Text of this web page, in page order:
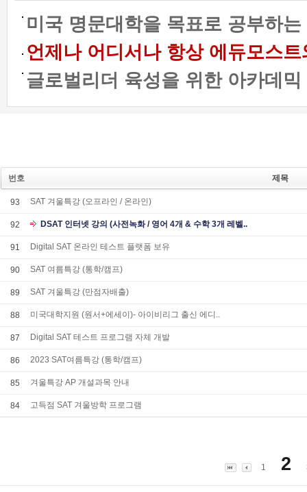
미국 명문대학을 목표로 공부하
언제나 어디서나 항상 에듀모스
글로벌리더 육성을 위한 아카데
번호 제목
93 SAT 겨울특강 (오프라인 / 온라인)
92 DSAT 인터넷 강의 (사전녹화 / 영어 4개 & 수학 3개 레벨..
91 Digital SAT 온라인 테스트 플랫폼 보유
90 SAT 여름특강 (통학/캠프)
89 SAT 겨울특강 (만점자배출)
88 미국대학지원 (원서+에세이)- 아이비리그 출신 에디..
87 Digital SAT 테스트 프로그램 자체 개발
86 2023 SAT여름특강 (통학/캠프)
85 겨울특강 AP 개설과목 안내
84 고득점 SAT 겨울방학 프로그램
1 2